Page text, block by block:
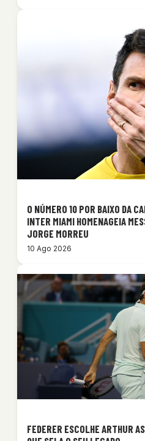
O NÚMERO 10 POR BAIXO DA
INTER MIAMI HOMENAGEIA
JORGE MORREU
10 Ago 2026
FEDERER ESCOLHE ARTHUR